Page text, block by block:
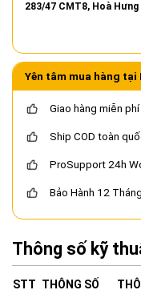
283/47 CMT8, Hoà Hưng
Yên tâm mua hàng tại
Giao hàng miễn phí
Ship COD toàn
ProSupport 24h
Bảo Hành 12
Thông số kỹ
STT THÔNG SỐ